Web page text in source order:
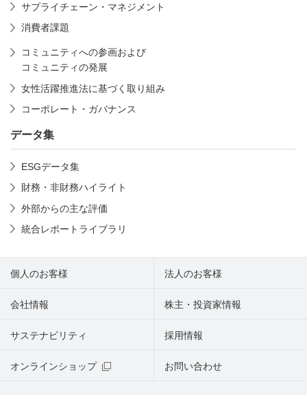
サプライチェーン・マネジメント
消費者課題
コミュニティへの参画および
コミュニティの発展
女性活躍推進法に基づく取り組み
コーポレート・ガバナンス
データ集
ESGデータ集
財務・非財務ハイライト
外部からの主な評価
統合レポートライブラリ
個人のお客様 法人のお客様
会社情報 株主・投資家情報
サステナビリティ
オンラインショップ お問い合わせ
採用情報